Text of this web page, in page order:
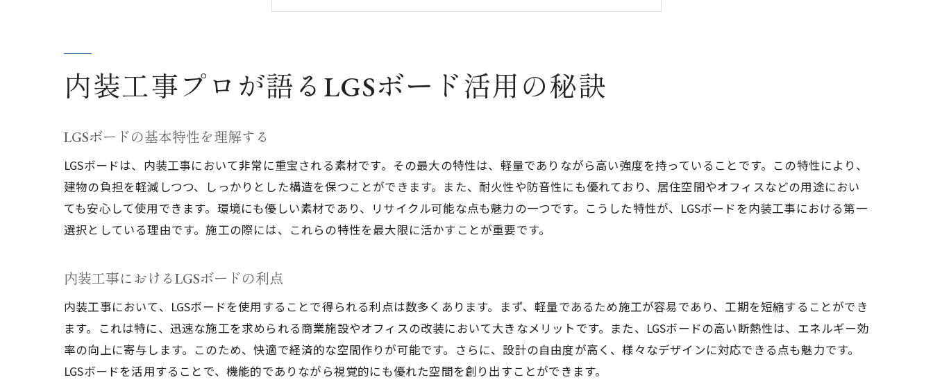
LGSボード施工前の準備と注意点
快適空間を実現するLGSボードの内装工事方法
LGSボード施工での安全対策
施工後の空間デザインの活用例
LGSボード施工でお客様が満足する秘訣
断熱効果を高めるLGSボードの選択
湿気対策に役立つLGSボード
空間の雰囲気を変えるLGSボードの色選び
LGSボードと他素材の組み合わせ方
内装工事プロが語るLGSボード活用の秘訣
LGSボードの基本特性を理解する
LGSボードは、内装工事において非常に重宝される素材です。その最大の特性は、軽量でありながら高い強度を持っていることです。この特性により、
建物の負担を軽減しつつ、しっかりとした構造を保つことができます。また、耐火性や防音性にも優れており、居住空間やオフィスなどの用途におい
ても安心して使用できます。環境にも優しい素材であり、リサイクル可能な点も魅力の一つです。こうした特性が、LGSボードを内装工事における第一
選択としている理由です。施工の際には、これらの特性を最大限に活かすことが重要です。
内装工事におけるLGSボードの利点
内装工事において、LGSボードを使用することで得られる利点は数多くあります。まず、軽量であるため施工が容易であり、工期を短縮することができ
ます。これは特に、迅速な施工を求められる商業施設やオフィスの改装において大きなメリットです。また、LGSボードの高い断熱性は、エネルギー効
率の向上に寄与します。このため、快適で経済的な空間作りが可能です。さらに、設計の自由度が高く、様々なデザインに対応できる点も魅力です。
LGSボードを活用することで、機能的でありながら視覚的にも優れた空間を創り出すことができます。